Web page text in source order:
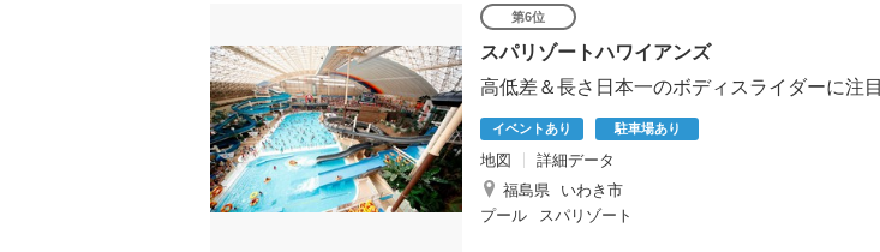
第6位
スパリゾートハワイアンズ
高低差＆長さ日本一のボディスライダーに注目
イベントあり 駐車場あり
地図
詳細データ
福島県
いわき市
プール
スパリゾート